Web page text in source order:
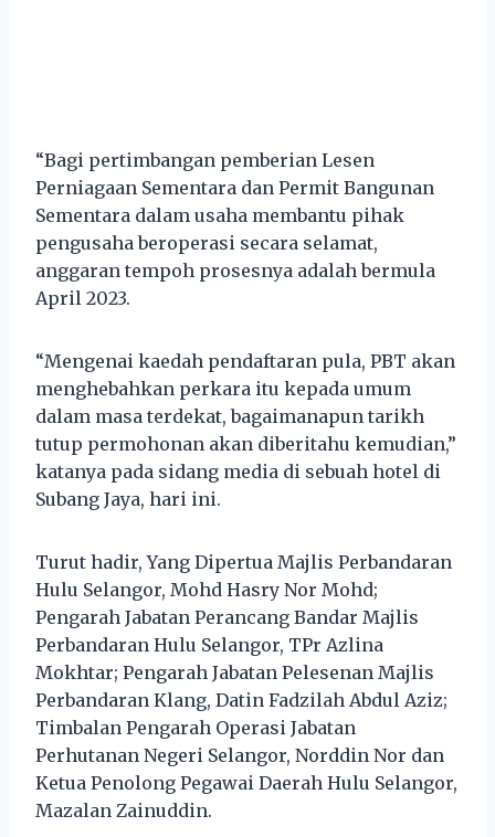
“Bagi pertimbangan pemberian Lesen
Perniagaan Sementara dan Permit Bangunan
Sementara dalam usaha membantu pihak
pengusaha beroperasi secara selamat,
anggaran tempoh prosesnya adalah bermula
April 2023.
“Mengenai kaedah pendaftaran pula, PBT akan
menghebahkan perkara itu kepada umum
dalam masa terdekat, bagaimanapun tarikh
tutup permohonan akan diberitahu kemudian,”
katanya pada sidang media di sebuah hotel di
Subang Jaya, hari ini.
Turut hadir, Yang Dipertua Majlis Perbandaran
Hulu Selangor, Mohd Hasry Nor Mohd;
Pengarah Jabatan Perancang Bandar Majlis
Perbandaran Hulu Selangor, TPr Azlina
Mokhtar; Pengarah Jabatan Pelesenan Majlis
Perbandaran Klang, Datin Fadzilah Abdul Aziz;
Timbalan Pengarah Operasi Jabatan
Perhutanan Negeri Selangor, Norddin Nor dan
Ketua Penolong Pegawai Daerah Hulu Selangor,
Mazalan Zainuddin.